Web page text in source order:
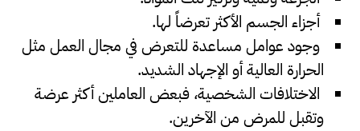
أجزاء الجسم الأكثر تعرضاً لها.
وجود عوامل مساعدة للتعرض في مجال العمل مثل
الحرارة العالية أو الإجهاد الشديد.
الاختلافات الشخصية، فبعض العاملين أكثر عرضة
وتقبل للمرض من الآخرين.